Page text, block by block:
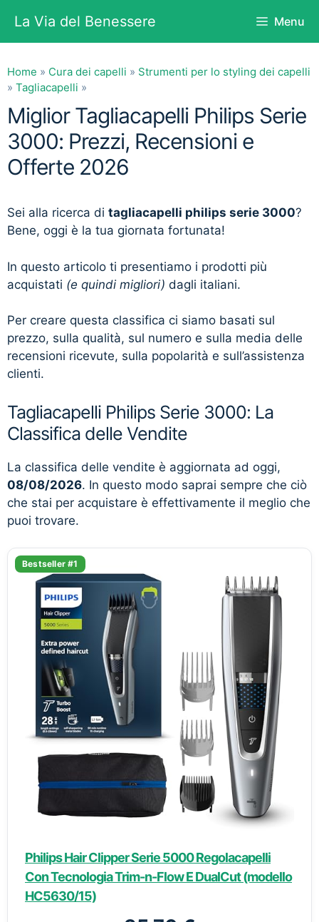
contenuto
La Via del Benessere Menu
Home » Cura dei capelli » Strumenti per lo styling dei capelli
» Tagliacapelli »
Miglior Tagliacapelli Philips Serie
3000: Prezzi, Recensioni e
Offerte 2026
Sei alla ricerca di tagliacapelli philips serie 3000?
Bene, oggi è la tua giornata fortunata!
In questo articolo ti presentiamo i prodotti più
acquistati (e quindi migliori) dagli italiani.
Per creare questa classifica ci siamo basati sul
prezzo, sulla qualità, sul numero e sulla media delle
recensioni ricevute, sulla popolarità e sull’assistenza
clienti.
Tagliacapelli Philips Serie 3000: La
Classifica delle Vendite
La classifica delle vendite è aggiornata ad oggi,
08/08/2026. In questo modo saprai sempre che ciò
che stai per acquistare è effettivamente il meglio che
puoi trovare.
Bestseller #1
Philips Hair Clipper Serie 5000 Regolacapelli
Con Tecnologia Trim-n-Flow E DualCut (modello
HC5630/15)